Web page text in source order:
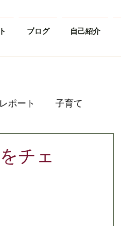
ブログ 自己紹介
ポート 子育て
チェ